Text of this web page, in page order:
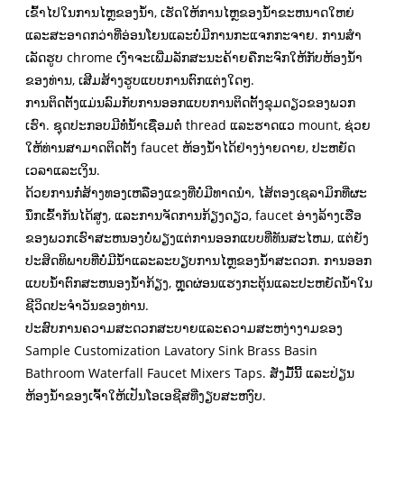
ເຂົ້າໄປໃນການໄຫຼຂອງນ້ໍາ, ເຮັດໃຫ້ການໄຫຼຂອງນ້ໍາຂະຫນາດໃຫຍ່
ແລະສະອາດກວ່າທີ່ອ່ອນໂຍນແລະບໍ່ມີການກະແຈກກະຈາຍ. ການສໍາ
ເລັດຮູບ chrome ເງົາຈະເພີ່ມລັກສະນະຄ້າຍຄືກະຈົກໃຫ້ກັບຫ້ອງນ້ໍາ
ຂອງທ່ານ, ເສີມສ້າງຮູບແບບການຕົກແຕ່ງໃດໆ.
ການຕິດຕັ້ງແມ່ນລົມກັບການອອກແບບການຕິດຕັ້ງຂຸມດຽວຂອງພວກ
ເຮົາ. ຊຸດປະກອບມີທໍ່ນ້ໍາເຊື່ອມຕໍ່ thread ແລະຮາດແວ mount, ຊ່ວຍ
ໃຫ້ທ່ານສາມາດຕິດຕັ້ງ faucet ຫ້ອງນ້ໍາໄດ້ຢ່າງງ່າຍດາຍ, ປະຫຍັດ
ເວລາແລະເງິນ.
ດ້ວຍການກໍ່ສ້າງທອງເຫລືອງແຂງທີ່ບໍ່ມີທາດນໍາ, ໄສ້ຕອງເຊລາມິກທີ່ຜະ
ນຶກເຂົ້າກັນໄດ້ສູງ, ແລະການຈັດການກ້ຽງດຽວ, faucet ອ່າງລ້າງເຮືອ
ຂອງພວກເຮົາສະຫນອງບໍ່ພຽງແຕ່ການອອກແບບທີ່ທັນສະໄຫມ, ແຕ່ຍັງ
ປະສິດທິພາບທີ່ບໍ່ມີນ້ໍາແລະລະບຽບການໄຫຼຂອງນ້ໍາສະດວກ. ການອອກ
ແບບນ້ໍາຕົກສະຫນອງນ້ໍາກ້ຽງ, ຫຼຸດຜ່ອນແຮງກະຕຸ້ນແລະປະຫຍັດນ້ໍາໃນ
ຊີວິດປະຈໍາວັນຂອງທ່ານ.
ປະສົບການຄວາມສະດວກສະບາຍແລະຄວາມສະຫງ່າງາມຂອງ
Sample Customization Lavatory Sink Brass Basin
Bathroom Waterfall Faucet Mixers Taps. ສັ່ງມື້ນີ້ ແລະປ່ຽນ
ຫ້ອງນໍ້າຂອງເຈົ້າໃຫ້ເປັນໂອເອຊີສທີ່ງຽບສະຫງົບ.